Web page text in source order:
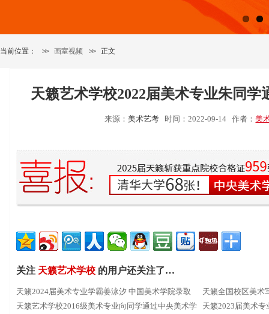
当前位置： >> 画室视频 >> 正文
天籁艺术学校2022届美术专业朱同学
来源：美术艺考 时间：2022-09-14 作者：美
关注 天籁艺术学校 的用户还关注了…
天籁2024届美术专业学霸姜泳汐 中国美术学院录取
天籁艺术学校2016级美术专业向同学通过中央美术学
天籁全国校区美术
天籁2023届美术